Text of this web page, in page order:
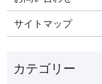
サイトマップ